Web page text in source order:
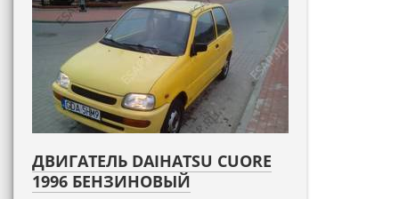
ДВИГАТЕЛЬ DAIHATSU CUORE
1996 БЕНЗИНОВЫЙ